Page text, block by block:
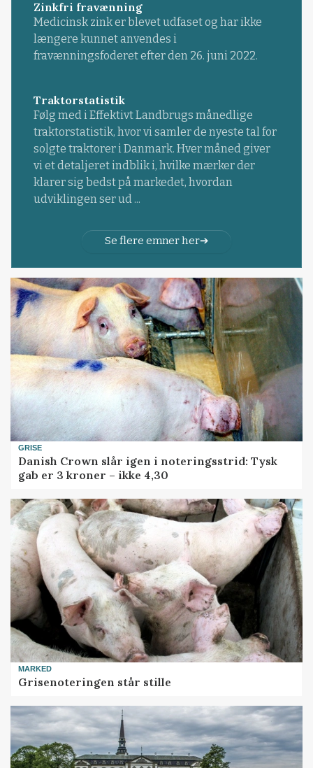
Zinkfri fravænning
Medicinsk zink er blevet udfaset og har ikke
længere kunnet anvendes i
fravænningsfoderet efter den 26. juni 2022.
Traktorstatistik
Følg med i Effektivt Landbrugs månedlige
traktorstatistik, hvor vi samler de nyeste tal for
solgte traktorer i Danmark. Hver måned giver
vi et detaljeret indblik i, hvilke mærker der
klarer sig bedst på markedet, hvordan
udviklingen ser ud ...
Se flere emner her
GRISE
Danish Crown slår igen i noteringsstrid: Tysk
gab er 3 kroner – ikke 4,30
MARKED
Grisenoteringen står stille